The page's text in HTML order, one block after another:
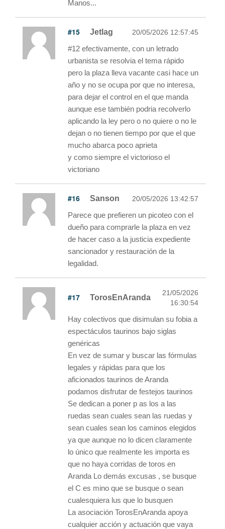
Manos...
#15 Jetlag 20/05/2026 12:57:45
#12 efectivamente, con un letrado
urbanista se resolvia el tema rápido
pero la plaza lleva vacante casi hace un
año y no se ocupa por que no interesa,
para dejar el control en el que manda
aunque ese también podria recolverlo
aplicando la ley pero o no quiere o no le
dejan o no tienen tiempo por que el que
mucho abarca poco aprieta
y como siempre el victorioso el
victoriano
#16 Sanson 20/05/2026 13:42:57
Parece que prefieren un picoteo con el
dueño para comprarle la plaza en vez
de hacer caso a la justicia expediente
sancionador y restauración de la
legalidad.
#17 TorosEnAranda
21/05/2026
16:30:54
Hay colectivos que disimulan su fobia a
espectáculos taurinos bajo siglas
genéricas
En vez de sumar y buscar las fórmulas
legales y rápidas para que los
aficionados taurinos de Aranda
podamos disfrutar de festejos taurinos
Se dedican a poner p as los a las
ruedas sean cuales sean las ruedas y
sean cuales sean los caminos elegidos
ya que aunque no lo dicen claramente
lo único que realmente les importa es
que no haya corridas de toros en
Aranda Lo demás excusas , se busque
el C es mino que se busque o sean
cualesquiera lus que lo busquen
La asociación TorosEnAranda apoya
cualquier acción y actuación que vaya